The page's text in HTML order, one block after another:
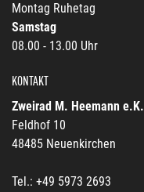
Montag Ruhetag
Samstag
08.00 - 13.00 Uhr
KONTAKT
Zweirad M. Heemann e.K.
Feldhof 10
48485 Neuenkirchen
Tel.: +49 5973 2693